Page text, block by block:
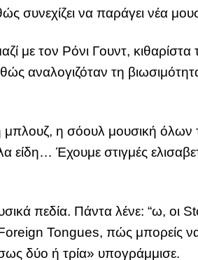
συνεχίζει να παράγει νέα
με τον Ρόνι Γουντ, κιθαρίστα
αναλογιζόταν τη
μπλουζ, η σόουλ μουσική όλων
Έχουμε στιγμές
πεδία. Πάντα λένε: “ω, οι
Tongues, πώς μπορείς να
δύο ή τρία» υπογράμμισε.